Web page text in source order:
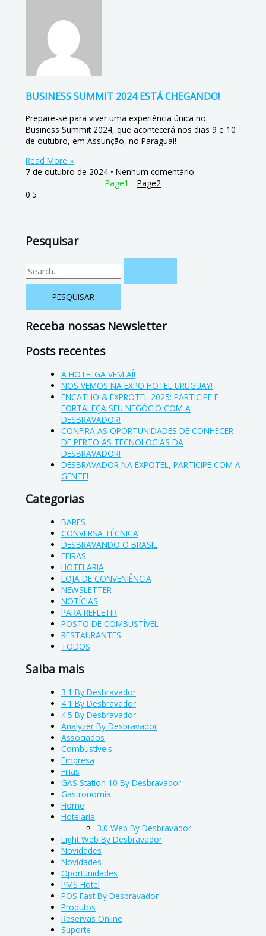
BUSINESS SUMMIT 2024 ESTÁ CHEGANDO!
Prepare-se para viver uma experiência única no
Business Summit 2024, que acontecerá nos dias 9 e 10
de outubro, em Assunção, no Paraguai!
Read More »
7 de outubro de 2024
Nenhum comentário
Page1 Page2
Pesquisar
Receba nossas Newsletter
Posts recentes
A HOTELGA VEM AÍ!
NOS VEMOS NA EXPO HOTEL URUGUAY!
ENCATHO & EXPROTEL 2025: PARTICIPE E
FORTALEÇA SEU NEGÓCIO COM A
DESBRAVADOR!
CONFIRA AS OPORTUNIDADES DE CONHECER
DE PERTO AS TECNOLOGIAS DA
DESBRAVADOR!
DESBRAVADOR NA EXPOTEL, PARTICIPE COM A
GENTE!
Categorias
BARES
CONVERSA TÉCNICA
DESBRAVANDO O BRASIL
FEIRAS
HOTELARIA
LOJA DE CONVENIÊNCIA
NEWSLETTER
NOTÍCIAS
PARA REFLETIR
POSTO DE COMBUSTÍVEL
RESTAURANTES
TODOS
Saiba mais
3.1 By Desbravador
4.1 By Desbravador
4.5 By Desbravador
Analyzer By Desbravador
Associados
Combustíveis
Empresa
Filias
GAS Station 10 By Desbravador
Gastronomia
Home
Hotelaria
3.0 Web By Desbravador
Light Web By Desbravador
Novidades
Novidades
Oportunidades
PMS Hotel
POS Fast By Desbravador
Produtos
Reservas Online
Suporte